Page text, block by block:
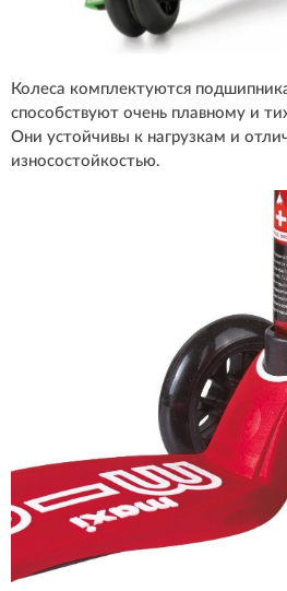
Колеса комплектуются
способствуют очень плавному и
Они устойчивы к нагрузкам и
износостойкостью.